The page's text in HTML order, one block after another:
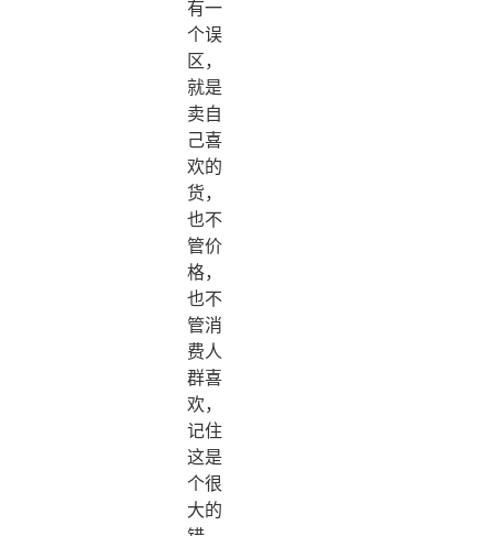
有一
个误
区，
就是
卖自
己喜
欢的
货，
也不
管价
格，
也不
管消
费人
群喜
欢，
记住
这是
个很
大的